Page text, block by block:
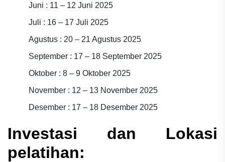
Juni : 11 – 12 Juni 2025
Juli : 16 – 17 Juli 2025
Agustus : 20 – 21 Agustus 2025
September : 17 – 18 September 2025
Oktober : 8 – 9 Oktober 2025
November : 12 – 13 November 2025
Desember : 17 – 18 Desember 2025
Investasi dan Lokasi
pelatihan: